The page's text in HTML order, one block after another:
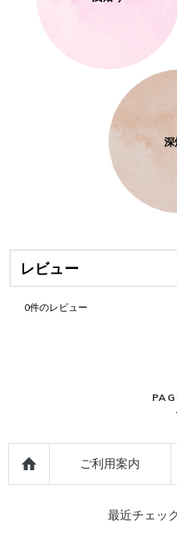
深
レビュー
0件のレビュー
ご利用案内
最近チェッ